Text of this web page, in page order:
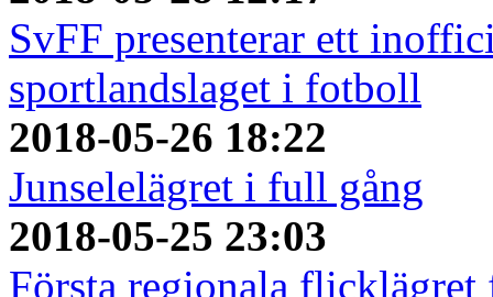
SvFF presenterar ett
sportlandslaget i fotboll
2018-05-26 18:22
Junselelägret i full gång
2018-05-25 23:03
Första regionala